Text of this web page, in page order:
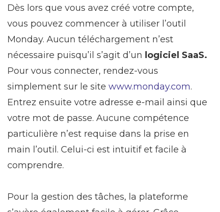
Dès lors que vous avez créé votre compte,
vous pouvez commencer à utiliser l’outil
Monday. Aucun téléchargement n’est
nécessaire puisqu’il s’agit d’un logiciel SaaS.
Pour vous connecter, rendez-vous
simplement sur le site www.monday.com.
Entrez ensuite votre adresse e-mail ainsi que
votre mot de passe. Aucune compétence
particulière n’est requise dans la prise en
main l’outil. Celui-ci est intuitif et facile à
comprendre.
Pour la gestion des tâches, la plateforme